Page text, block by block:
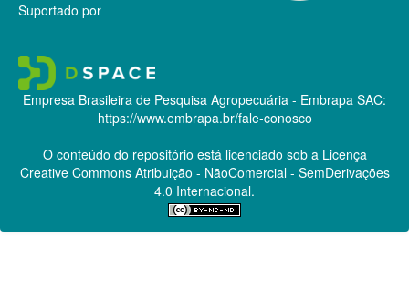
Suportado por
Empresa Brasileira de Pesquisa Agropecuária - Embrapa SAC:
https://www.embrapa.br/fale-conosco
O conteúdo do repositório está licenciado sob a Licença
Creative CommonsAtribuição - NãoComercial - SemDerivações
4.0 Internacional.